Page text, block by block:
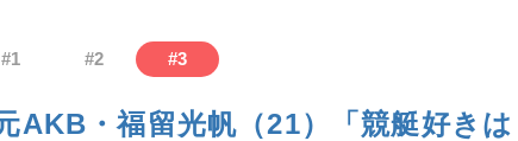
#1 #2 #3
AKB・福留光帆（21）「競艇好きは